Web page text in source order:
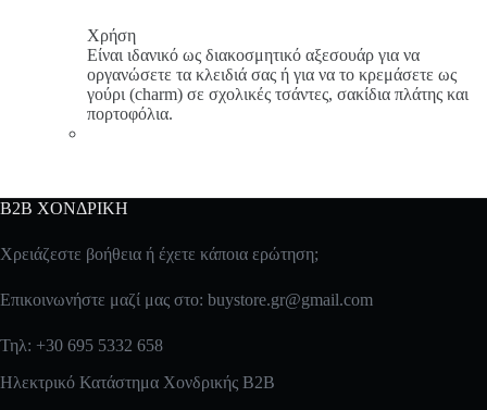
Χρήση
Είναι ιδανικό ως διακοσμητικό αξεσουάρ για να
οργανώσετε τα κλειδιά σας ή για να το κρεμάσετε ως
γούρι (charm) σε σχολικές τσάντες, σακίδια πλάτης και
πορτοφόλια.
B2B ΧΟΝΔΡΙΚΗ
Χρειάζεστε βοήθεια ή έχετε κάποια ερώτηση;
Επικοινωνήστε μαζί μας στο: buystore.gr@gmail.com
Τηλ: +30 695 5332 658
Ηλεκτρικό Κατάστημα Χονδρικής B2B